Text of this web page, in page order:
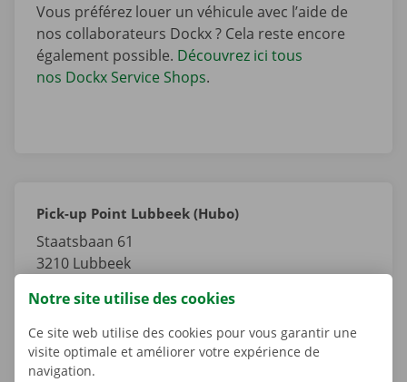
Vous préférez louer un véhicule avec l’aide de
nos collaborateurs Dockx ? Cela reste encore
également possible. Découvrez ici tous
nos Dockx Service Shops.
Pick-up Point Lubbeek (Hubo)
Staatsbaan 61
3210 Lubbeek
Belgique
Tel.:+32 800 11 266
Notre site utilise des cookies
Ce site web utilise des cookies pour vous garantir une
visite optimale et améliorer votre expérience de
navigation.